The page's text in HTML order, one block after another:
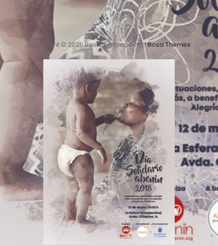
Copyright © 2026 Bosa. Funciona conBosa Themes